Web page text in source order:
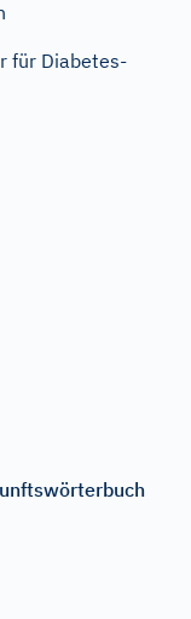
für Diabetes-